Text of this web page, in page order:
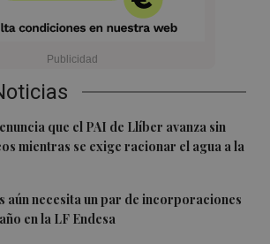
que el PAI de Llíber avanza sin
mientras se exige racionar el agua a la
aún necesita un par de incorporaciones
en la LF Endesa